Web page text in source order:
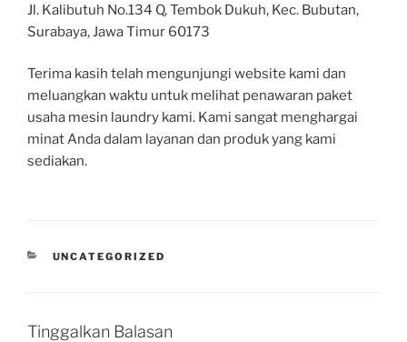
Jl. Kalibutuh No.134 Q, Tembok Dukuh, Kec. Bubutan,
Surabaya, Jawa Timur 60173
Terima kasih telah mengunjungi website kami dan
meluangkan waktu untuk melihat penawaran paket
usaha mesin laundry kami. Kami sangat menghargai
minat Anda dalam layanan dan produk yang kami
sediakan.
UNCATEGORIZED
Tinggalkan Balasan